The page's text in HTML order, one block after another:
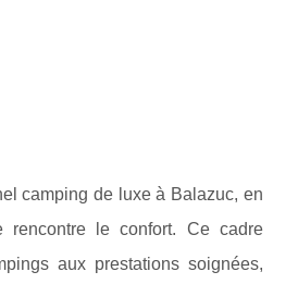
camping de luxe à Balazuc, en
rencontre le confort. Ce cadre
aux prestations soignées,